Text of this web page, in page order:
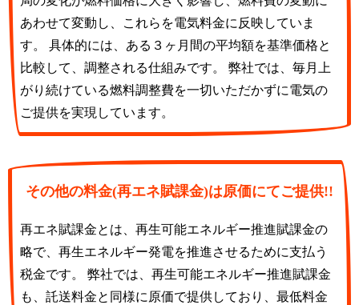
あわせて変動し、これらを電気料金に反映していま
す。 具体的には、ある３ヶ月間の平均額を基準価格と
比較して、調整される仕組みです。 弊社では、毎月上
がり続けている燃料調整費を一切いただかずに電気の
ご提供を実現しています。
その他の料金(再エネ賦課金)は原価にてご提供!!
再エネ賦課金とは、再生可能エネルギー推進賦課金の
略で、再生エネルギー発電を推進させるために支払う
税金です。 弊社では、再生可能エネルギー推進賦課金
も、託送料金と同様に原価で提供しており、最低料金